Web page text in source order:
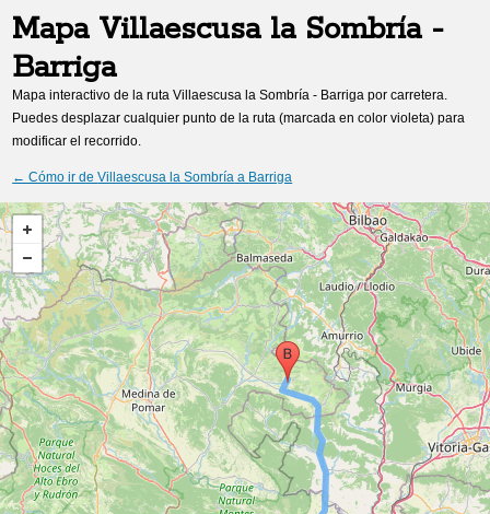
Mapa Villaescusa la Sombría-
Barriga
Mapa interactivo de la rutaVillaescusa la Sombría - Barriga por carretera.
Puedes desplazar cualquier punto de la ruta (marcada en color violeta) para
modificar el recorrido.
← Cómo ir deVillaescusa la Sombría a Barriga